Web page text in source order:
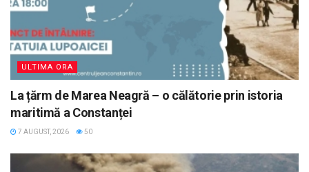
ULTIMA ORA
La țărm de Marea Neagră – o călătorie prin istoria
maritimă a Constanței
7 AUGUST, 2026 50